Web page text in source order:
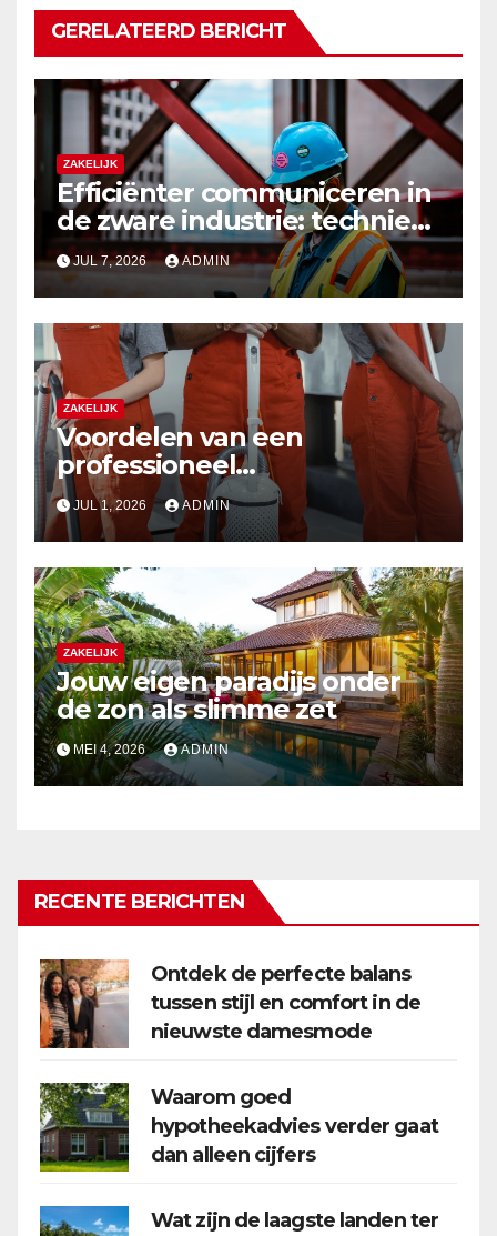
GERELATEERD BERICHT
ZAKELIJK
Efficiënter communiceren in
de zware industrie: techniek
die standhoudt
JUL 7, 2026 ADMIN
ZAKELIJK
Voordelen van een
professioneel
schoonmaakbedrijf
JUL 1, 2026 ADMIN
ZAKELIJK
Jouw eigen paradijs onder
de zon als slimme zet
MEI 4, 2026 ADMIN
RECENTE BERICHTEN
Ontdek de perfecte balans
tussen stijl en comfort in de
nieuwste damesmode
Waarom goed
hypotheekadvies verder gaat
dan alleen cijfers
Wat zijn de laagste landen ter